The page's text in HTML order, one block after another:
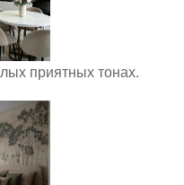
приятных тонах.